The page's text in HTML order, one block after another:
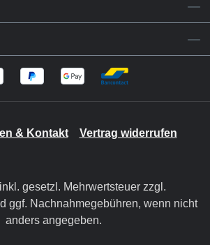
& Kontakt Vertrag widerrufen
gesetzl. Mehrwertsteuer zzgl.
ggf. Nachnahmegebühren, wenn nicht
anders angegeben.